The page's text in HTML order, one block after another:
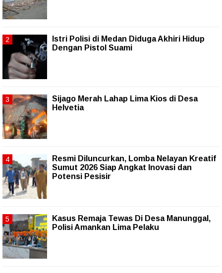
Istri Polisi di Medan Diduga Akhiri Hidup
Dengan Pistol Suami
Sijago Merah Lahap Lima Kios di Desa
Helvetia
Resmi Diluncurkan, Lomba Nelayan Kreatif
Sumut 2026 Siap Angkat Inovasi dan
Potensi Pesisir
Kasus Remaja Tewas Di Desa Manunggal,
Polisi Amankan Lima Pelaku